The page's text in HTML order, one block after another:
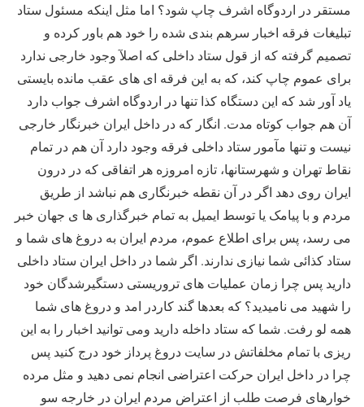
مستقر در اردوگاه اشرف چاپ شود؟ اما مثل اینکه مسئول ستاد
تبلیغات فرقه اخبار سرهم بندی شده را خود هم باور کرده و
تصمیم گرفته که از قول ستاد داخلی که اصلآ وجود خارجی ندارد
برای عموم چاپ کند، که به این فرقه ای های عقب مانده بایستی
یاد آور شد که این دستگاه کذا تنها در اردوگاه اشرف جواب دارد
آن هم جواب کوتاه مدت. انگار که در داخل ایران خبرنگار خارجی
نیست و تنها مآمور ستاد داخلی فرقه وجود دارد آن هم در تمام
نقاط تهران و شهرستانها، تازه امروزه هر اتفاقی که در درون
ایران روی دهد اگر در آن نقطه خبرنگاری هم نباشد از طریق
مردم و با پیامک یا توسط ایمیل به تمام خبرگذاری ها ی جهان خبر
می رسد، پس برای اطلاع عموم، مردم ایران به دروغ های شما و
ستاد کذائی شما نیازی ندارند. اگر شما در داخل ایران ستاد داخلی
دارید پس چرا زمان عملیات های تروریستی دستگیرشدگان خود
را شهید می نامیدید؟ که بعدها گند کاردر امد و دروغ های شما
همه لو رفت. شما که ستاد داخله دارید ومی توانید اخبار را به این
ریزی با تمام مخلفاتش در سایت دروغ پرداز خود درج کنید پس
چرا در داخل ایران حرکت اعتراضی انجام نمی دهید و مثل مرده
خوارهای فرصت طلب از اعتراض مردم ایران در خارجه سو